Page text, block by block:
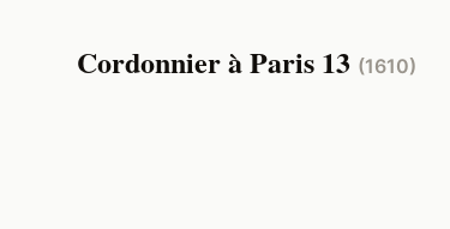
Cordonnier à Paris 13 (1610)